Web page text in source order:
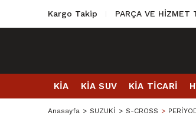
Kargo Takip PARÇA VE HİZMET
KİA KİA SUV KİA TİCARİ
Anasayfa SUZUKİ S-CROSS